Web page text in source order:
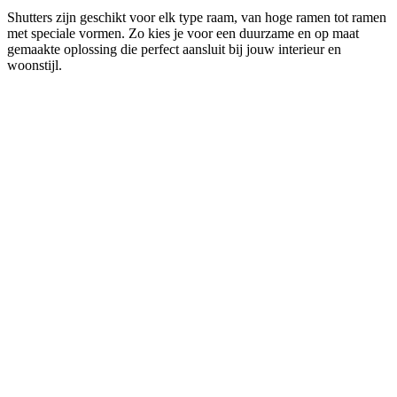
Shutters zijn geschikt voor elk type raam, van hoge ramen tot ramen
met speciale vormen. Zo kies je voor een duurzame en op maat
gemaakte oplossing die perfect aansluit bij jouw interieur en
woonstijl.